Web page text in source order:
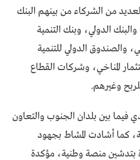
من الشركاء من بينهم البنك
والبنك الدولي، وبنك التنمية
والصندوق الدولي للتنمية
المناخي، وشركات القطاع
وغيرهم.
فيما بين بلدان الجنوب والتعاون
كما أشادت المشاط بجهود
بتدشين منصة وطنية، مؤكدة